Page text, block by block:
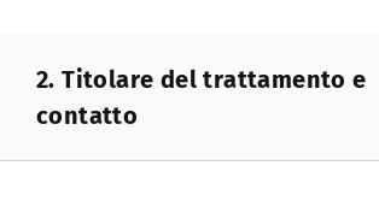
2. Titolare del trattamento e
contatto